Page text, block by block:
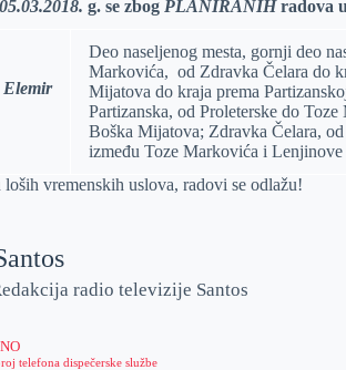
05.03.2018.g. se zbog PLANIRANIHradova
Elemir
Deo naseljenog mesta, gornji deo
Markovića, od Zdravka Čelara do
Mijatova do kraja prema
Partizanska, od Proleterske do
Boška Mijatova; Zdravka Čelara,
između Toze Markovića i Lenjinove
loših vremenskih uslova, radovi se odlažu!
radio televizije Santos
telefona dispečerske službe